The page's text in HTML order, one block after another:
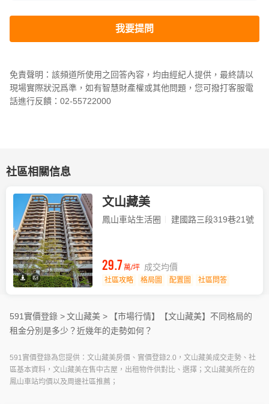
我要提問
免責聲明：該頻道所使用之回答內容，均由經紀人提供，最終請以
現場實際狀況爲準，如有智慧財產權或其他問題，您可撥打客服電
話進行反饋：02-55722000
社區相關信息
文山藏美
鳳山車站生活圈 建國路三段319巷21號
社區攻略 格局圖 配置圖 社區問答
29.7萬/坪 成交均價
591實價登錄 >文山藏美 > 【市場行情】
【文山藏美】不同格局的
租金分別是多少？近幾年的走勢如何？
591實價登錄為您提供：文山藏美房價、實價登錄2.0，文山藏美成交走勢、社
區基本資料，文山藏美在售中古屋，出租物件供對比、選擇；文山藏美所在的
鳳山車站均價以及周邊社區推薦；